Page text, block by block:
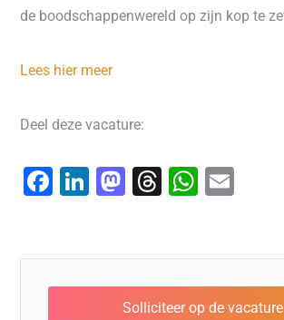
de boodschappenwereld op zijn kop te
Lees hier meer
Deel deze vacature:
F
e
b
Li
e
dI
M
o
d
T
a
d
W
s
A
l